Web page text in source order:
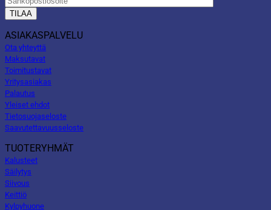
ASIAKASPALVELU
Ota yhteyttä
Maksutavat
Toimitustavat
Yritysasiakas
Palautus
Yleiset ehdot
Tietosuojaseloste
Saavutettavuusseloste
TUOTERYHMÄT
Kalusteet
Säilytys
Siivous
Keittiö
Kylpyhuone